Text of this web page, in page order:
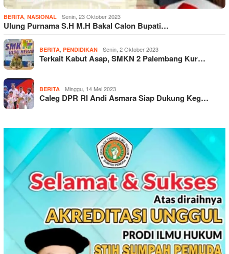
BERITA NASIONAL Senin, 23 Oktober 2023
Ulung Purnama S.H M.H Bakal Calon Bupati…
BERITA PENDIDIKAN Senin, 2 Oktober 2023
Terkait Kabut Asap, SMKN 2 Palembang Kur…
BERITA Minggu, 14 Mei 2023
Caleg DPR RI Andi Asmara Siap Dukung Keg…